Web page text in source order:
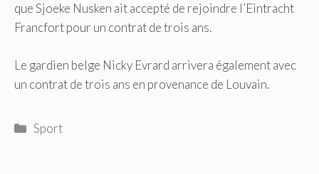
que Sjoeke Nusken ait accepté de rejoindre l’Eintracht
Francfort pour un contrat de trois ans.
Le gardien belge Nicky Evrard arrivera également avec
un contrat de trois ans en provenance de Louvain.
Catégories
Sport